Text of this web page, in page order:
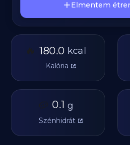
Elmentem
🔥 180.0 kcal
Kalória
🥔 0.1 g
Szénhidrát